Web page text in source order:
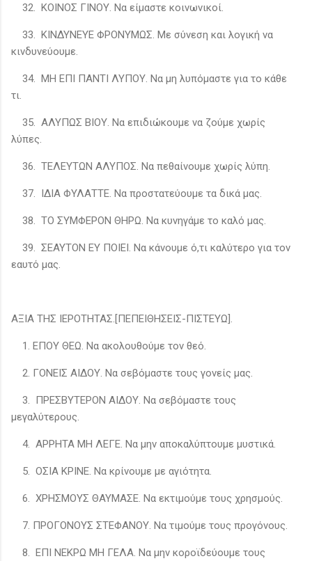
32. ΚΟΙΝΟΣ ΓΙΝΟΥ. Να είμαστε κοινωνικοί.
33. ΚΙΝΔΥΝΕΥΕ ΦΡΟΝΥΜΩΣ. Με σύνεση και λογική να
κινδυνεύουμε.
34. ΜΗ ΕΠΙ ΠΑΝΤΙ ΛΥΠΟΥ. Να μη λυπόμαστε για το κάθε
τι.
35. ΑΛΥΠΩΣ ΒΙΟΥ. Να επιδιώκουμε να ζούμε χωρίς
λύπες.
36. ΤΕΛΕΥΤΩΝ ΑΛΥΠΟΣ. Να πεθαίνουμε χωρίς λύπη.
37. ΙΔΙΑ ΦΥΛΑΤΤΕ. Να προστατεύουμε τα δικά μας.
38. ΤΟ ΣΥΜΦΕΡΟΝ ΘΗΡΩ. Να κυνηγάμε το καλό μας.
39. ΣΕΑΥΤΟΝ ΕΥ ΠΟΙΕΙ. Να κάνουμε ό,τι καλύτερο για τον
εαυτό μας.
ΑΞΙΑ ΤΗΣ ΙΕΡΟΤΗΤΑΣ.[ΠΕΠΕΙΘΗΣΕΙΣ-ΠΙΣΤΕΥΩ].
1. ΕΠΟΥ ΘΕΩ. Να ακολουθούμε τον θεό.
2. ΓΟΝΕΙΣ ΑΙΔΟΥ. Να σεβόμαστε τους γονείς μας.
3. ΠΡΕΣΒΥΤΕΡΟΝ ΑΙΔΟΥ. Να σεβόμαστε τους
μεγαλύτερους.
4. ΑΡΡΗΤΑ ΜΗ ΛΕΓΕ. Να μην αποκαλύπτουμε μυστικά.
5. ΟΣΙΑ ΚΡΙΝΕ. Να κρίνουμε με αγιότητα.
6. ΧΡΗΣΜΟΥΣ ΘΑΥΜΑΣΕ. Να εκτιμούμε τους χρησμούς.
7. ΠΡΟΓΟΝΟΥΣ ΣΤΕΦΑΝΟΥ. Να τιμούμε τους προγόνους.
8. ΕΠΙ ΝΕΚΡΩ ΜΗ ΓΕΛΑ. Να μην κοροϊδεύουμε τους